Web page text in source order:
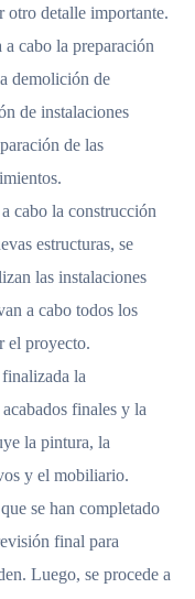
otro detalle importante.
a cabo la preparación
demolición de
de instalaciones
de las
cabo la construcción
estructuras, se
las instalaciones
a cabo todos los
el proyecto.
la
finales y la
la pintura, la
y el mobiliario.
se han completado
final para
Luego, se procede a